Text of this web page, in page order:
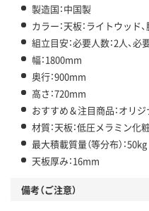
製造国：中国製
カラー：天板：ライトウッド
組立目安：必要人数：2人、必
幅：1800mm
奥行：900mm
高さ：720mm
おすすめ＆注目商品：オリ
材質：天板：低圧メラミン化
最大積載質量（等分布）：50kg
天板厚み：16mm
備考（ご注意）